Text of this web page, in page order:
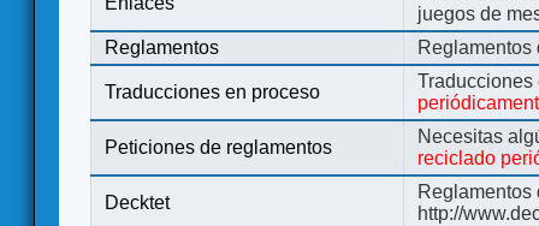
juegos de
Reglamentos
Reglamentos
Traducciones en proceso
Peticiones de reglamentos
Necesitas
reciclado
Decktet
Reglamentos
http://